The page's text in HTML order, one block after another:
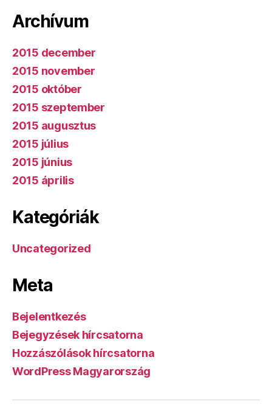
Archívum
2015 december
2015 november
2015 október
2015 szeptember
2015 augusztus
2015 július
2015 június
2015 április
Kategóriák
Uncategorized
Meta
Bejelentkezés
Bejegyzések hírcsatorna
Hozzászólások hírcsatorna
WordPress Magyarország